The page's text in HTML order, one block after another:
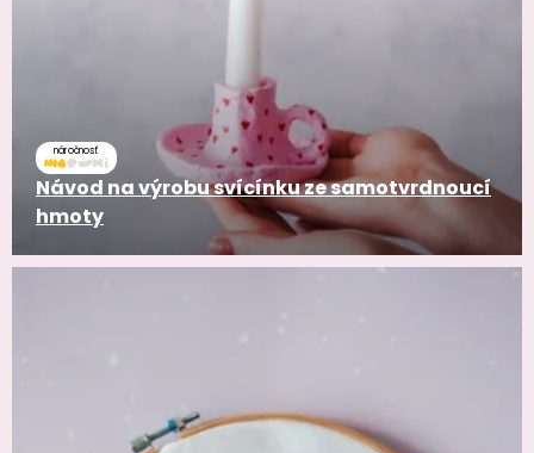
náročnosť
Návod na výrobu svícínku ze samotvrdnoucí
hmoty